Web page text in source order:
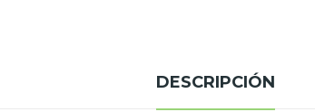
DESCRIPCIÓN